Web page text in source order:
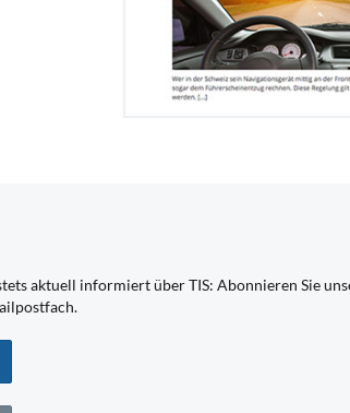
aktuell informiert über TIS: Abonnieren Sie